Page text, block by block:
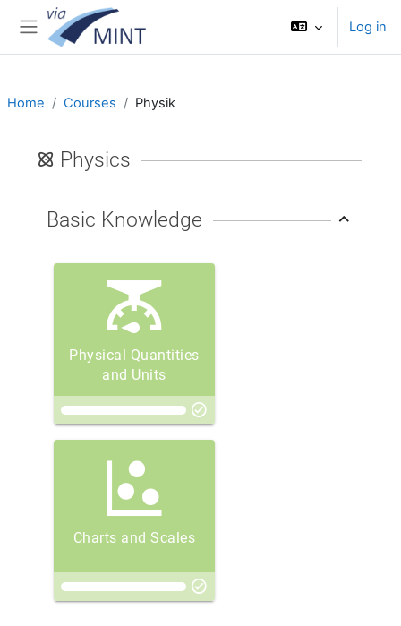
Skip to main content
Side panel
Log in
Home Courses Physik
Physics
Basic Knowledge
Physical Quantities
and Units
Charts and Scales